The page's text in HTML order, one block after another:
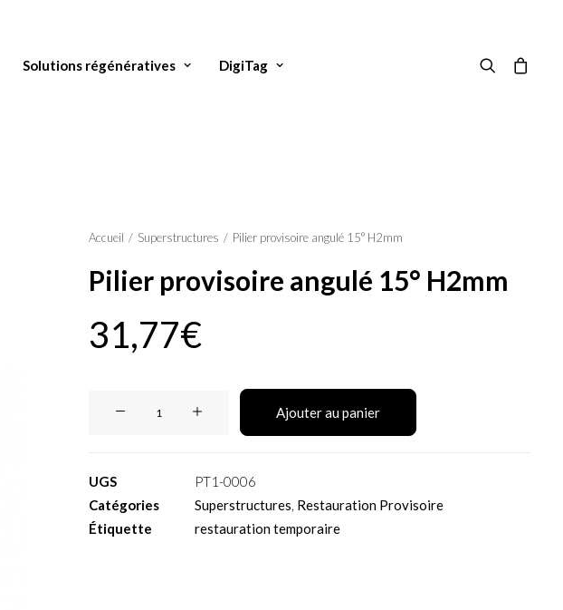
Solutions régénératives DigiTag
Accueil Superstructures Pilier provisoire angulé 15° H2mm
Pilier provisoire angulé 15° H2mm
31,77€
15°
Ajouter au panier
UGS
PT1-0006
Catégories
Superstructures, Restauration Provisoire
Étiquette
restauration temporaire